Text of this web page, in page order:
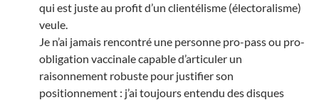
qui est juste au profit d’un clientélisme (électoralisme)
veule.
Je n’ai jamais rencontré une personne pro-pass ou pro-
obligation vaccinale capable d’articuler un
raisonnement robuste pour justifier son
positionnement : j’ai toujours entendu des disques